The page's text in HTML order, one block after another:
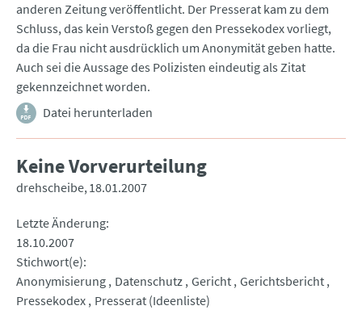
anderen Zeitung veröffentlicht. Der Presserat kam zu dem
Schluss, das kein Verstoß gegen den Pressekodex vorliegt,
da die Frau nicht ausdrücklich um Anonymität geben hatte.
Auch sei die Aussage des Polizisten eindeutig als Zitat
gekennzeichnet worden.
Datei herunterladen
Keine Vorverurteilung
drehscheibe 18.01.2007
Letzte Änderung
18.10.2007
Stichwort(e)
Anonymisierung Datenschutz Gericht Gerichtsbericht
Pressekodex Presserat (Ideenliste)